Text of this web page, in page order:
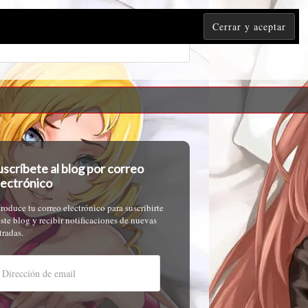
al blog por correo
tu correo electrónico para suscribirte
blog y recibir notificaciones de nuevas